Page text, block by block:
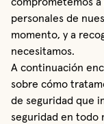
personales de
momento, y a
necesitamos.
A continuación
sobre cómo
de seguridad que
seguridad en todo